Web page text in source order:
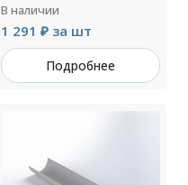
В наличии
1 291 ₽ за шт
Подробнее